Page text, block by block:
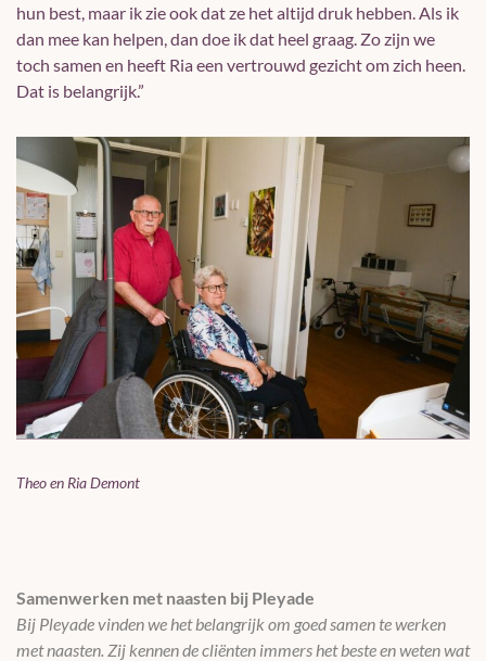
hun best, maar ik zie ook dat ze het altijd druk hebben. Als ik
dan mee kan helpen, dan doe ik dat heel graag. Zo zijn we
toch samen en heeft Ria een vertrouwd gezicht om zich heen.
Dat is belangrijk.”
Theo en Ria Demont
Samenwerken met naasten bij Pleyade
Bij Pleyade vinden we het belangrijk om goed samen te werken
met naasten. Zij kennen de cliënten immers het beste en weten wat